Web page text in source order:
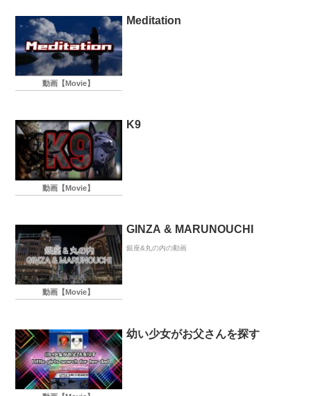
動画【Movie】
Meditation
動画【Movie】
K9
動画【Movie】
GINZA & MARUNOUCHI
銀座&丸の内の動画
幼い少女がお父さんを探す